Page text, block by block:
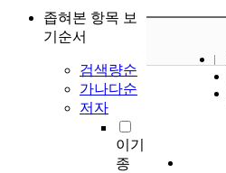
좁혀본 항목 보
기순서
검색량순
가나다순
저자
이기
종